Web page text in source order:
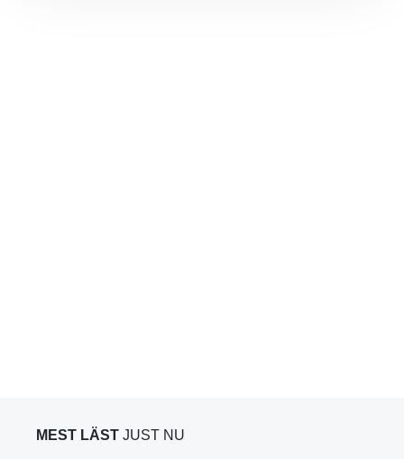
MEST LÄST JUST NU